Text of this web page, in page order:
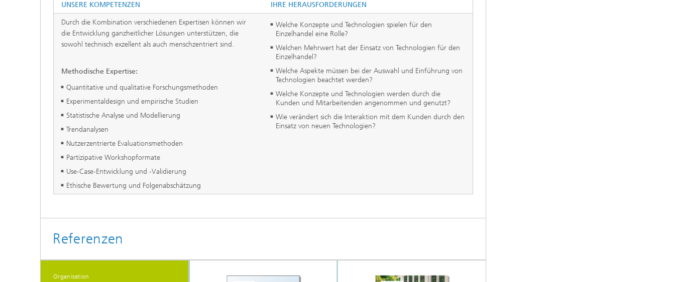
UNSERE KOMPETENZEN IHRE HERAUSFORDERUNGEN
Durch die Kombination verschiedenen Expertisen können wir
die Entwicklung ganzheitlicher Lösungen unterstützen, die
sowohl technisch exzellent als auch menschzentriert sind.
Methodische Expertise:
Quantitative und qualitative Forschungsmethoden
Experimentaldesign und empirische Studien
Statistische Analyse und Modellierung
Trendanalysen
Nutzerzentrierte Evaluationsmethoden
Partizipative Workshopformate
Use-Case-Entwicklung und -Validierung
Ethische Bewertung und Folgenabschätzung
Welche Konzepte und Technologien spielen für den
Einzelhandel eine Rolle?
Welchen Mehrwert hat der Einsatz von Technologien für den
Einzelhandel?
Welche Aspekte müssen bei der Auswahl und Einführung von
Technologien beachtet werden?
Welche Konzepte und Technologien werden durch die
Kunden und Mitarbeitenden angenommen und genutzt?
Wie verändert sich die Interaktion mit dem Kunden durch den
Einsatz von neuen Technologien?
Referenzen
Organisation